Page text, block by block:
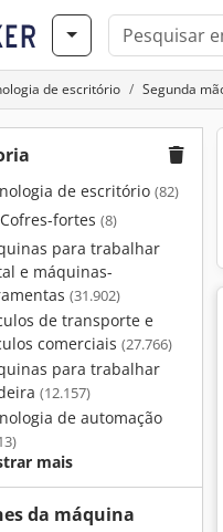
de escritório Segunda
de escritório (82)
Cofres-fortes (8)
para trabalhar
e máquinas-
(31.902)
de transporte e
comerciais (27.766)
para trabalhar
(12.157)
de automação
mais
da máquina